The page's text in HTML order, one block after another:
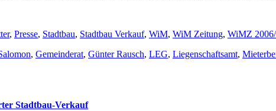
, Presse, Stadtbau, Stadtbau Verkauf, WiM, WiM Zeitung, WiMZ
, Gemeinderat, Günter Rausch, LEG, Liegenschaftsamt,
Stadtbau-Verkauf